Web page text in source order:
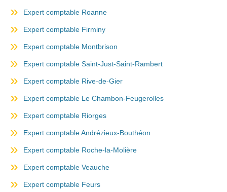
Expert comptable Roanne
Expert comptable Firminy
Expert comptable Montbrison
Expert comptable Saint-Just-Saint-Rambert
Expert comptable Rive-de-Gier
Expert comptable Le Chambon-Feugerolles
Expert comptable Riorges
Expert comptable Andrézieux-Bouthéon
Expert comptable Roche-la-Molière
Expert comptable Veauche
Expert comptable Feurs